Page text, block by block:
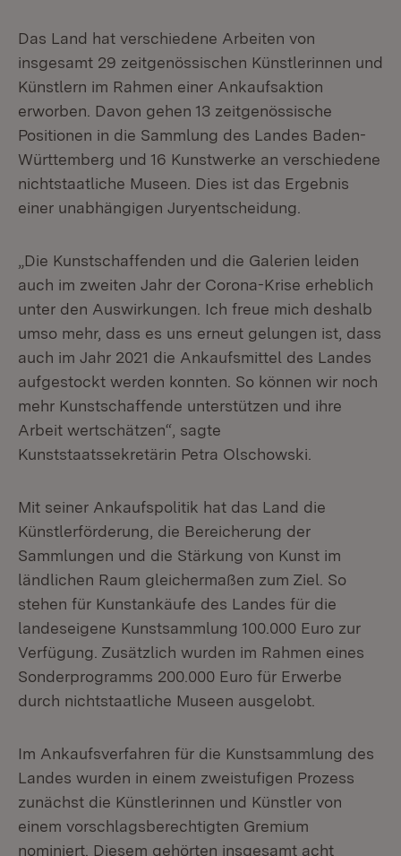
Das Land hat verschiedene Arbeiten von
insgesamt 29 zeitgenössischen Künstlerinnen und
Künstlern im Rahmen einer Ankaufsaktion
erworben. Davon gehen 13 zeitgenössische
Positionen in die Sammlung des Landes Baden-
Württemberg und 16 Kunstwerke an verschiedene
nichtstaatliche Museen. Dies ist das Ergebnis
einer unabhängigen Juryentscheidung.
„Die Kunstschaffenden und die Galerien leiden
auch im zweiten Jahr der Corona-Krise erheblich
unter den Auswirkungen. Ich freue mich deshalb
umso mehr, dass es uns erneut gelungen ist, dass
auch im Jahr 2021 die Ankaufsmittel des Landes
aufgestockt werden konnten. So können wir noch
mehr Kunstschaffende unterstützen und ihre
Arbeit wertschätzen“, sagte
Kunststaatssekretärin Petra Olschowski.
Mit seiner Ankaufspolitik hat das Land die
Künstlerförderung, die Bereicherung der
Sammlungen und die Stärkung von Kunst im
ländlichen Raum gleichermaßen zum Ziel. So
stehen für Kunstankäufe des Landes für die
landeseigene Kunstsammlung 100.000 Euro zur
Verfügung. Zusätzlich wurden im Rahmen eines
Sonderprogramms 200.000 Euro für Erwerbe
durch nichtstaatliche Museen ausgelobt.
Im Ankaufsverfahren für die Kunstsammlung des
Landes wurden in einem zweistufigen Prozess
zunächst die Künstlerinnen und Künstler von
einem vorschlagsberechtigten Gremium
nominiert. Diesem gehörten insgesamt acht